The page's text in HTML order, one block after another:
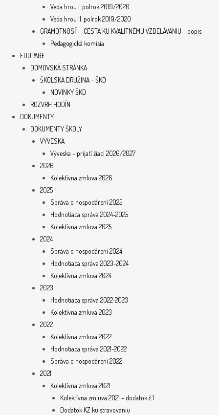
Veda hrou I. polrok 2019/2020
Veda hrou II. polrok 2019/2020
GRAMOTNOSŤ – CESTA KU KVALITNÉMU VZDELÁVANIU – popis
Pedagogická komisia
EDUPAGE
DOMOVSKÁ STRÁNKA
ŠKOLSKÁ DRUŽINA – ŠKD
NOVINKY ŠKD
ROZVRH HODÍN
DOKUMENTY
DOKUMENTY ŠKOLY
VÝVESKA
Výveska – prijatí žiaci 2026/2027
2026
Kolektívna zmluva 2026
2025
Správa o hospodárení 2025
Hodnotiaca správa 2024-2025
Kolektívna zmluva 2025
2024
Správa o hospodárení 2024
Hodnotiaca správa 2023-2024
Kolektívna zmluva 2024
2023
Hodnotiaca správa 2022-2023
Kolektívna zmluva 2023
2022
Kolektívna zmluva 2022
Hodnotiaca správa 2021-2022
Správa o hospodárení 2022
2021
Kolektívna zmluva 2021
Kolektívna zmluva 2021 – dodatok č.1
Dodatok KZ ku stravovaniu